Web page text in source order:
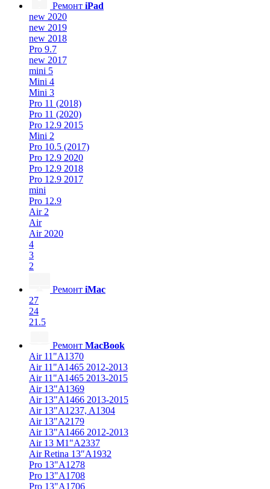
Ремонт iPad
new 2020
new 2019
new 2018
Pro 9.7
new 2017
mini 5
Mini 4
Mini 3
Pro 11 (2018)
Pro 11 (2020)
Pro 12.9 2015
Mini 2
Pro 10.5 (2017)
Pro 12.9 2020
Pro 12.9 2018
Pro 12.9 2017
mini
Pro 12.9
Air 2
Air
Air 2020
4
3
2
Ремонт iMac
27
24
21.5
Ремонт MacBook
Air 11"A1370
Air 11"A1465 2012-2013
Air 11"A1465 2013-2015
Air 13"A1369
Air 13"A1466 2013-2015
Air 13"A1237, A1304
Air 13"A2179
Air 13"A1466 2012-2013
Air 13 M1"A2337
Air Retina 13″A1932
Pro 13"A1278
Pro 13"A1708
Pro 13"A1706